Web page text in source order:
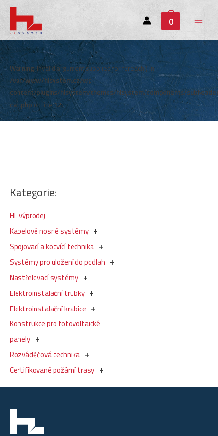
0
Main
Menu
Kategorie:
HL výprodej
Kabelové nosné systémy
Spojovací a kotvící technika
Systémy pro uložení do podlah
Nastřelovací systémy
Elektroinstalační trubky
Elektroinstalační krabice
Konstrukce pro fotovoltaické
panely
Rozváděčová technika
Certifikované požární trasy
Warning: Invalid argument supplied for foreach() in
/var/www/hlsystem.cz/wp-
content/plugins/hlsystem/themes/hlsystem/components/
cat.phpon line12